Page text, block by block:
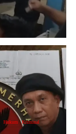
Hukum
Kriminal